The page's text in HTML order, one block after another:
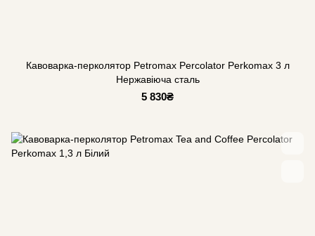
Кавоварка-перколятор Petromax Percolator Perkomax 3 л
Нержавіюча сталь
5 830₴